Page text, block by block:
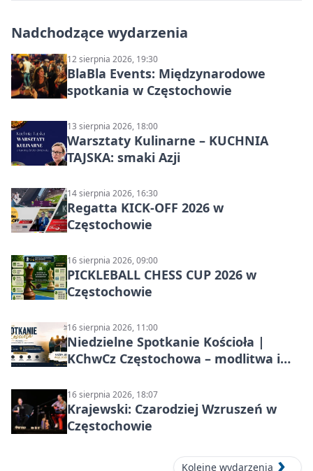
Nadchodzące wydarzenia
12 sierpnia 2026, 19:30
BlaBla Events: Międzynarodowe
spotkania w Częstochowie
13 sierpnia 2026, 18:00
Warsztaty Kulinarne – KUCHNIA
TAJSKA: smaki Azji
14 sierpnia 2026, 16:30
Regatta KICK-OFF 2026 w
Częstochowie
16 sierpnia 2026, 09:00
PICKLEBALL CHESS CUP 2026 w
Częstochowie
16 sierpnia 2026, 11:00
Niedzielne Spotkanie Kościoła |
KChwCz Częstochowa – modlitwa i
16 sierpnia 2026, 18:07
Krajewski: Czarodziej Wzruszeń w
Częstochowie
Kolejne wydarzenia